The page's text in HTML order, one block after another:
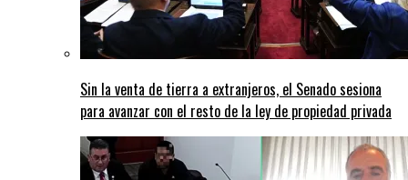
Sin la venta de tierra a extranjeros, el Senado sesiona
para avanzar con el resto de la ley de propiedad privada